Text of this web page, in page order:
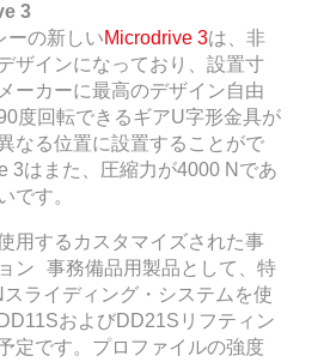
3
ーの新しいMicrodrive 3は、非
ザインになっており、設置寸
ーカーに最高のデザイン自由
度回転できるギアU字形金具が
なる位置に設置することがで
3はまた、圧縮力が4000 Nであ
です。
用するカスタマイズされた事
ン 事務備品用製品として、特
ライディング・システムを使
およびDD21Sリフティン
定です。プロファイルの強度